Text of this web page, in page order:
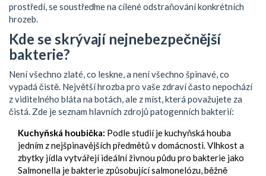
prostředí, se soustřeďme na cílené odstraňování konkrétních
hrozeb.
Kde se skrývají nejnebezpečnější
bakterie?
Není všechno zlaté, co leskne, a není všechno špinavé, co
vypadá čistě. Největší hrozba pro vaše zdraví často nepochází
z viditelného bláta na botách, ale z míst, která považujete za
čistá. Zde je seznam hlavních zdrojů patogenních bakterií:
Kuchyňská houbička: Podle studií je kuchyňská houba
jedním z nejšpinavějších předmětů v domácnosti. Vlhkost a
zbytky jídla vytvářejí ideální živnou půdu pro bakterie jako
Salmonella jebakterie způsobující salmonelózu, běžně